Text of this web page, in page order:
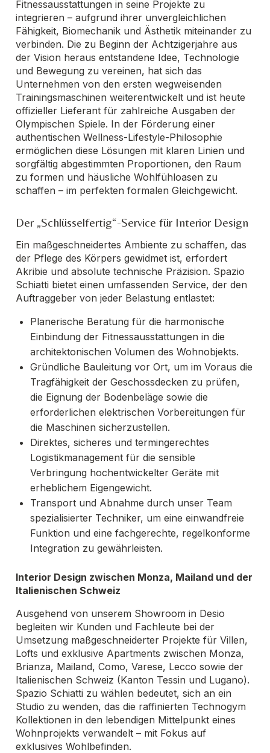
Fitnessausstattungen in seine Projekte zu
integrieren – aufgrund ihrer unvergleichlichen
Fähigkeit, Biomechanik und Ästhetik miteinander zu
verbinden. Die zu Beginn der Achtzigerjahre aus
der Vision heraus entstandene Idee, Technologie
und Bewegung zu vereinen, hat sich das
Unternehmen von den ersten wegweisenden
Trainingsmaschinen weiterentwickelt und ist heute
offizieller Lieferant für zahlreiche Ausgaben der
Olympischen Spiele. In der Förderung einer
authentischen Wellness-Lifestyle-Philosophie
ermöglichen diese Lösungen mit klaren Linien und
sorgfältig abgestimmten Proportionen, den Raum
zu formen und häusliche Wohlfühloasen zu
schaffen – im perfekten formalen Gleichgewicht.
Der „Schlüsselfertig“-Service für Interior Design
Ein maßgeschneidertes Ambiente zu schaffen, das
der Pflege des Körpers gewidmet ist, erfordert
Akribie und absolute technische Präzision. Spazio
Schiatti bietet einen umfassenden Service, der den
Auftraggeber von jeder Belastung entlastet:
Planerische Beratung für die harmonische
Einbindung der Fitnessausstattungen in die
architektonischen Volumen des Wohnobjekts.
Gründliche Bauleitung vor Ort, um im Voraus die
Tragfähigkeit der Geschossdecken zu prüfen,
die Eignung der Bodenbeläge sowie die
erforderlichen elektrischen Vorbereitungen für
die Maschinen sicherzustellen.
Direktes, sicheres und termingerechtes
Logistikmanagement für die sensible
Verbringung hochentwickelter Geräte mit
erheblichem Eigengewicht.
Transport und Abnahme durch unser Team
spezialisierter Techniker, um eine einwandfreie
Funktion und eine fachgerechte, regelkonforme
Integration zu gewährleisten.
Interior Design zwischen Monza, Mailand und der
Italienischen Schweiz
Ausgehend von unserem Showroom in Desio
begleiten wir Kunden und Fachleute bei der
Umsetzung maßgeschneiderter Projekte für Villen,
Lofts und exklusive Apartments zwischen Monza,
Brianza, Mailand, Como, Varese, Lecco sowie der
Italienischen Schweiz (Kanton Tessin und Lugano).
Spazio Schiatti zu wählen bedeutet, sich an ein
Studio zu wenden, das die raffinierten Technogym
Kollektionen in den lebendigen Mittelpunkt eines
Wohnprojekts verwandelt – mit Fokus auf
exklusives Wohlbefinden.